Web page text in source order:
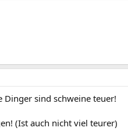
sind schweine teuer!
(Ist auch nicht viel teurer)